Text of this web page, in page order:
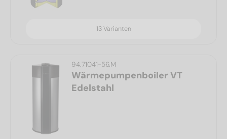
13 Varianten
94.71041-56.M
Wärmepumpenboiler VT
Edelstahl